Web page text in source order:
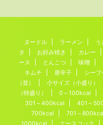
ヌードル ラーメン う
タ
お好み焼き カレー
ース
とんこつ 味噌
キムチ
唐辛子 シーフ
（並）
小サイズ（小盛り）
（特盛り）
0～100kcal
301～400kcal
401～
700kcal
701～
1000kcal
エースコック